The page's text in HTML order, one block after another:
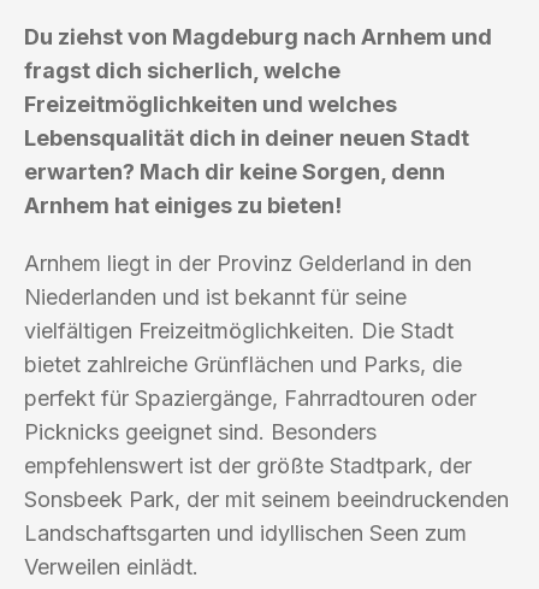
Du ziehst von Magdeburg nach Arnhem und
fragst dich sicherlich, welche
Freizeitmöglichkeiten und welches
Lebensqualität dich in deiner neuen Stadt
erwarten? Mach dir keine Sorgen, denn
Arnhem hat einiges zu bieten!
Arnhem liegt in der Provinz Gelderland in den
Niederlanden und ist bekannt für seine
vielfältigen Freizeitmöglichkeiten. Die Stadt
bietet zahlreiche Grünflächen und Parks, die
perfekt für Spaziergänge, Fahrradtouren oder
Picknicks geeignet sind. Besonders
empfehlenswert ist der größte Stadtpark, der
Sonsbeek Park, der mit seinem beeindruckenden
Landschaftsgarten und idyllischen Seen zum
Verweilen einlädt.